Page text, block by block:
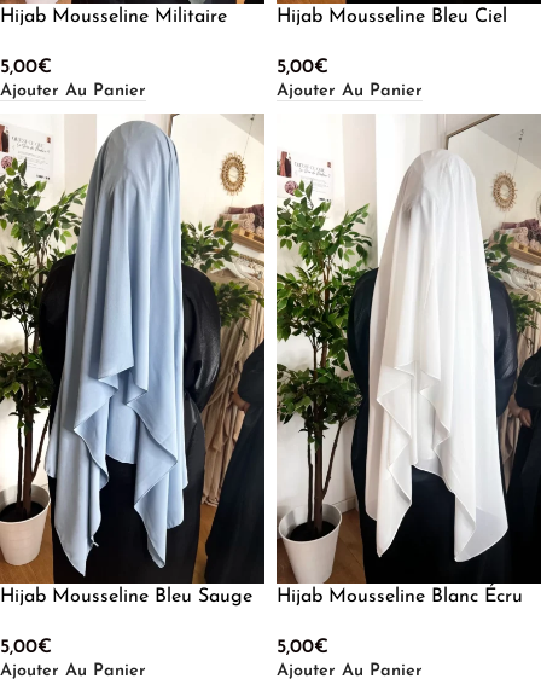
Hijab Mousseline Militaire
5,00€
Ajouter Au Panier
Hijab Mousseline Bleu Ciel
5,00€
Ajouter Au Panier
Hijab Mousseline Bleu Sauge
5,00€
Ajouter Au Panier
Hijab Mousseline Blanc Écru
5,00€
Ajouter Au Panier